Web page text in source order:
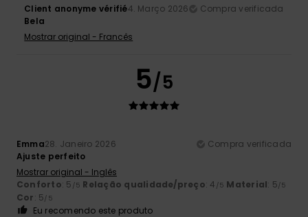
Client anonyme vérifié4. Março 2026
Compra verificada
Bela
Mostrar original - Francês
5/5
Emma28. Janeiro 2026
Compra verificada
Ajuste perfeito
Mostrar original - Inglês
Conforto: 5 /5 Relação qualidade/preço: 4 /5 Material: 5/5
Cor: 5/5
Eu recomendo este produto